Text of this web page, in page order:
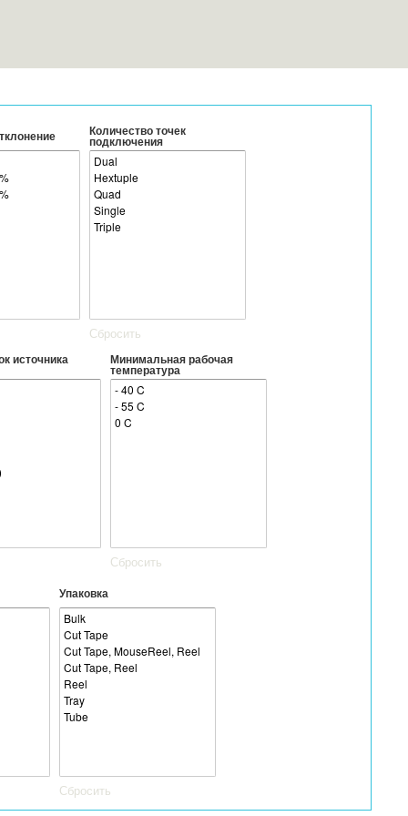
Количество точек
подключения
Сбросить
источника
Минимальная рабочая
температура
Сбросить
Упаковка
Сбросить